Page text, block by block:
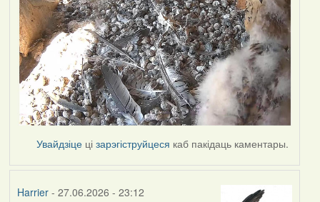
Увайдзіце цізарэгіструйцеся каб пакідаць каментары.
Harrier- 27.06.2026 - 23:12